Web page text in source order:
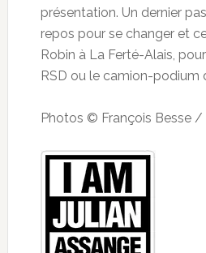
présentation. Un dernier
repos pour se changer et
Robin à La Ferté-Alais,
RSD ou le camion-podium
Photos © François Besse /